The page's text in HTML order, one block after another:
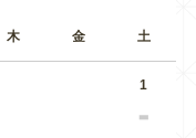
木 金 土
1